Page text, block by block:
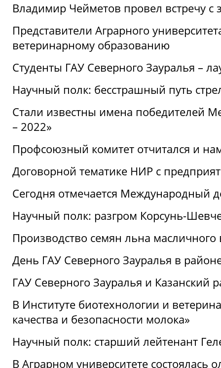
Владимир Чейметов провел встречу
Представители Аграрного
ветеринарному образованию
Студенты ГАУ Северного Зауралья –
Научный полк: бесстрашный путь
Стали известны имена победителей
– 2022»
Профсоюзный комитет отчитался и
Договорной тематике НИР с
Сегодня отмечается Международный
Научный полк: разгром Корсунь-
Производство семян льна
День ГАУ Северного Зауралья в
ГАУ Северного Зауралья и Казанский
В Институте биотехнологии и
качества и безопасности молока»
Научный полк: старший лейтенант
В Аграрном университете состоялась